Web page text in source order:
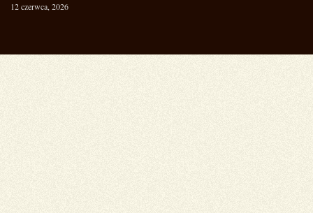
12 czerwca, 2026